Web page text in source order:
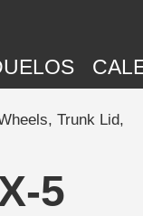
Trunk Lid,
5